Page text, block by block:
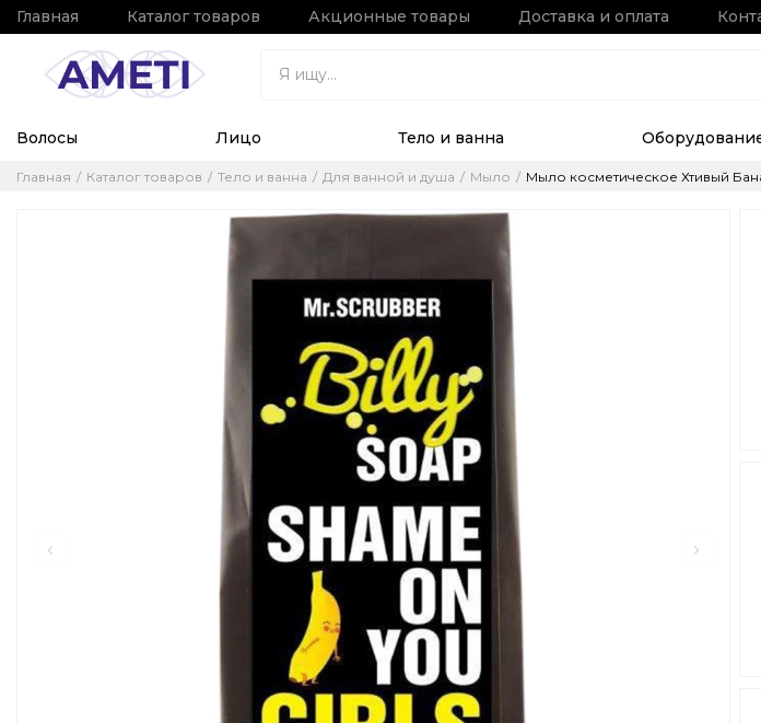
Главная Каталог товаров Акционные товары Доставка и оплата
Волосы Лицо Тело и ванна
Главная Каталог товаров Тело и ванна Для ванной и душа Мыло Мыло косметическое Хтивый